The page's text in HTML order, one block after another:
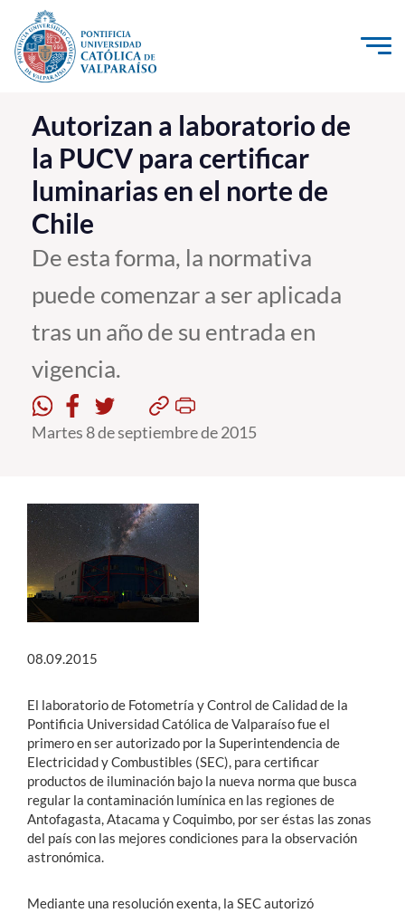
Click acá para ir directamente al contenido
La Universidad
Investigación, Creación e Innovación
PUCV Internacional
Vinculación con el Medio
Admisión
Pregrado
Postgrado
Formación Continua
Funcionarios
Alumni
Autorizan a laboratorio de
la PUCV para certificar
luminarias en el norte de
Chile
De esta forma, la normativa
puede comenzar a ser aplicada
tras un año de su entrada en
vigencia.
Martes 8 de septiembre de 2015
08.09.2015
El laboratorio de Fotometría y Control de Calidad de la
Pontificia Universidad Católica de Valparaíso fue el
primero en ser autorizado por la Superintendencia de
Electricidad y Combustibles (SEC), para certificar
productos de iluminación bajo la nueva norma que busca
regular la contaminación lumínica en las regiones de
Antofagasta, Atacama y Coquimbo, por ser éstas las zonas
del país con las mejores condiciones para la observación
astronómica.
Mediante una resolución exenta, la SEC autorizó